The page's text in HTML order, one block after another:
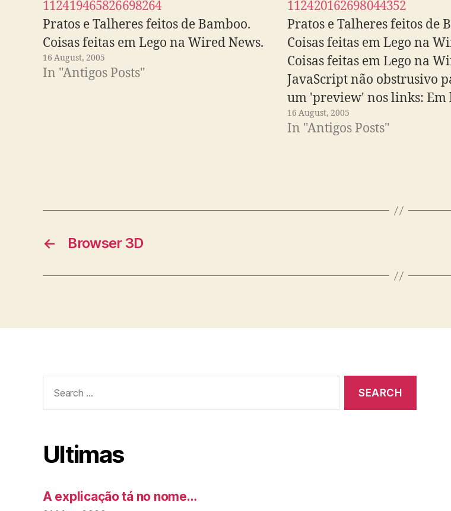
112419465826698264
Pratos e Talheres feitos de Bamboo.
Coisas feitas em Lego na Wired News.
16 August, 2005
In "Antigos Posts"
112420162698044352
Pratos e Talheres feitos de
Coisas feitas em Lego na
Coisas feitas em Lego na
JavaScript não obstrusivo
um 'preview' nos links: Em
onde o suporte ao javascript
esteja desabilitado, é
16 August, 2005
In "Antigos Posts"
← Browser 3D
for:
Ultimas
A explicação tá no nome…